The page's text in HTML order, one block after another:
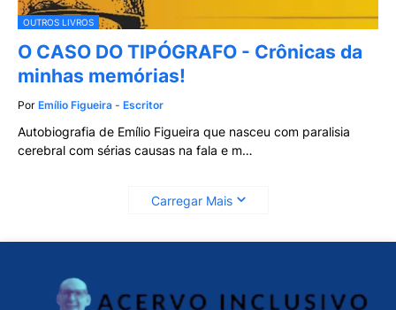
OUTROS LIVROS
O CASO DO TIPÓGRAFO - Crônicas da
minhas memórias!
Por Emílio Figueira - Escritor
Autobiografia de Emílio Figueira que nasceu com paralisia
cerebral com sérias causas na fala e m…
Carregar Mais